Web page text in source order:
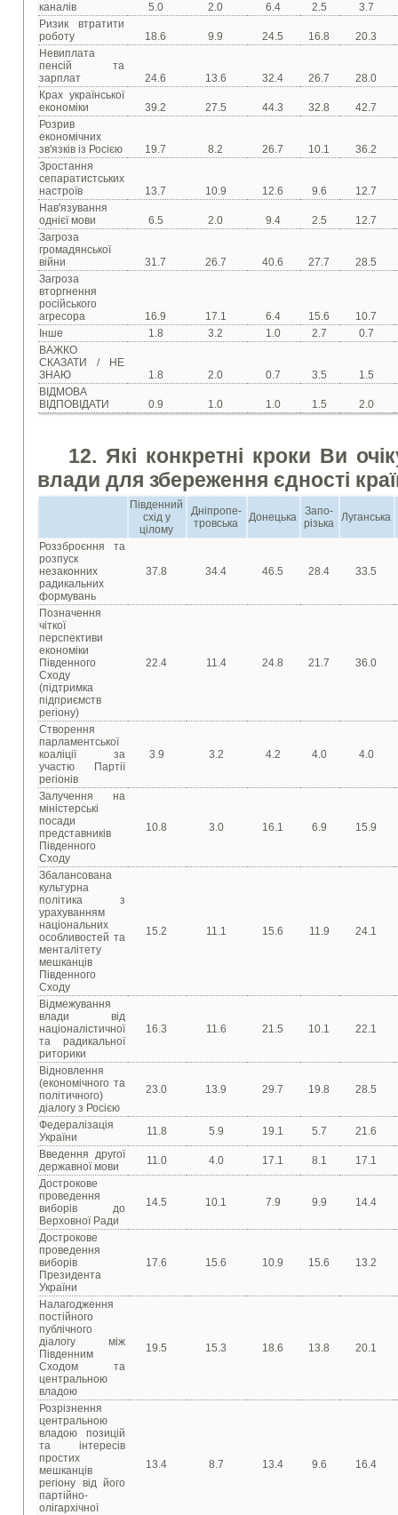
каналів
5.0 2.0 6.4 2.5
3.7
Ризик втратити
роботу
18.6 9.9 24.5 16.8
20.3
Невиплата
пенсій та
зарплат
24.6 13.6 32.4 26.7
28.0
Крах української
економіки
39.2 27.5 44.3 32.8
42.7
Розрив
економічних
зв'язків із Росією
19.7 8.2 26.7 10.1
36.2
Зростання
сепаратистських
настроїв
13.7 10.9 12.6 9.6
12.7
Нав'язування
однієї мови
6.5 2.0 9.4 2.5
12.7
Загроза
громадянської
війни
31.7 26.7 40.6 27.7
28.5
Загроза
вторгнення
російського
агресора
16.9 17.1 6.4 15.6
10.7
Інше
1.8 3.2 1.0 2.7
0.7
ВАЖКО
СКАЗАТИ / НЕ
ЗНАЮ
1.8 2.0 0.7 3.5
1.5
ВІДМОВА
ВІДПОВІДАТИ
0.9 1.0 1.0 1.5 2.0
12. Які конкретні кроки Ви
влади для збереження єдності
Південний
схід у
цілому
Дніпропе-
тровська
Донецька
Запо-
різька
Луганська
Роззброєння та
розпуск
незаконних
радикальних
формувань
37.8 34.4 46.5 28.4 33.5
Позначення
чіткої
перспективи
економіки
Південного
Сходу
(підтримка
підприємств
регіону)
22.4 11.4 24.8 21.7 36.0
Створення
парламентської
коаліції за
участю Партії
регіонів
3.9 3.2 4.2 4.0 4.0
Залучення на
міністерські
посади
представників
Південного
Сходу
10.8 3.0 16.1 6.9 15.9
Збалансована
культурна
політика з
урахуванням
національних
особливостей та
менталітету
мешканців
Південного
Сходу
15.2 11.1 15.6 11.9 24.1
Відмежування
влади від
націоналістичної
та радикальної
риторики
16.3 11.6 21.5 10.1 22.1
Відновлення
(економічного та
політичного)
діалогу з Росією
23.0 13.9 29.7 19.8 28.5
Федералізація
України
11.8 5.9 19.1 5.7
21.6
Введення другої
державної мови
11.0 4.0 17.1 8.1
17.1
Дострокове
проведення
виборів до
Верховної Ради
14.5 10.1 7.9 9.9 14.4
Дострокове
проведення
виборів
Президента
України
17.6 15.6 10.9 15.6 13.2
Налагодження
постійного
публічного
діалогу між
Південним
Сходом та
центральною
владою
19.5 15.3 18.6 13.8 20.1
Розрізнення
центральною
владою позицій
та інтересів
простих
мешканців
регіону від його
партійно-
олігархічної
13.4 8.7 13.4 9.6 16.4